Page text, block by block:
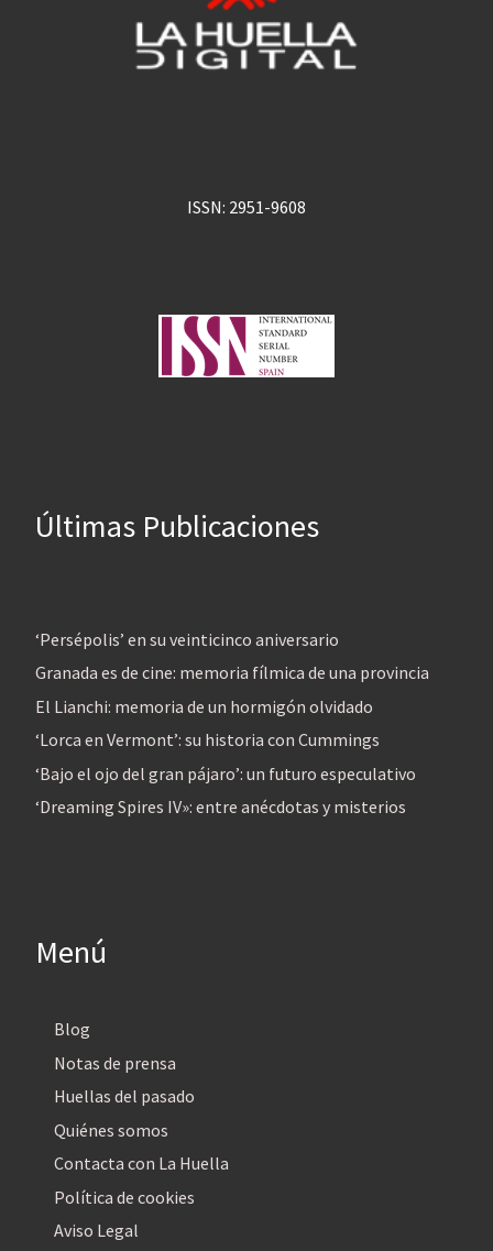
ISSN: 2951-9608
Últimas Publicaciones
‘Persépolis’ en su veinticinco aniversario
Granada es de cine: memoria fílmica de una provincia
El Lianchi: memoria de un hormigón olvidado
‘Lorca en Vermont’: su historia con Cummings
‘Bajo el ojo del gran pájaro’: un futuro especulativo
‘Dreaming Spires IV»: entre anécdotas y misterios
Menú
Blog
Notas de prensa
Huellas del pasado
Quiénes somos
Contacta con La Huella
Política de cookies
Aviso Legal